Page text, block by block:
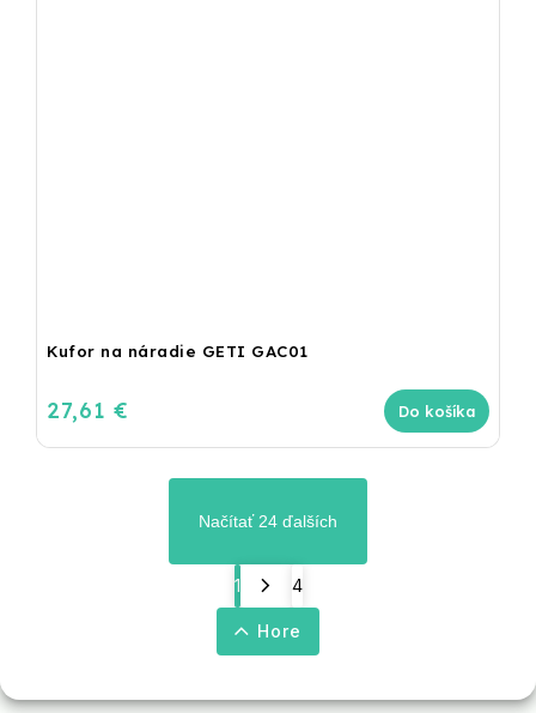
Kufor na náradie GETI GAC01
27,61 € Do košíka
Načítať 24 ďalších
1 4
Hore